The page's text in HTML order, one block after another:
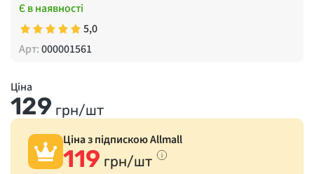
Є в наявності
5,0
Арт:000001561
Ціна
129 грн/шт
Ціна з підпискою Allmall
119 грн/шт